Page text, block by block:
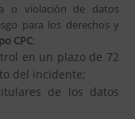
o violación de datos
para los derechos y
CPC:
en un plazo de 72
del incidente;
de los datos